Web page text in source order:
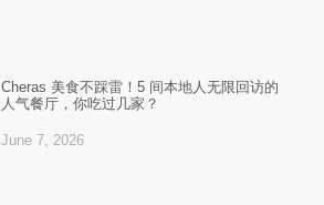
Cheras 美食不踩雷！5 间本地人无限回访的
人气餐厅，你吃过几家？
June 7, 2026